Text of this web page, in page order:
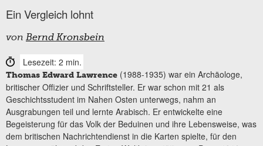
Ein Vergleich lohnt
von Bernd Kronsbein
Lesezeit: 2 min.
Thomas Edward Lawrence (1988-1935) war ein Archäologe,
britischer Offizier und Schriftsteller. Er war schon mit 21 als
Geschichtsstudent im Nahen Osten unterwegs, nahm an
Ausgrabungen teil und lernte Arabisch. Er entwickelte eine
Begeisterung für das Volk der Beduinen und ihre Lebensweise, was
dem britischen Nachrichtendienst in die Karten spielte, für den